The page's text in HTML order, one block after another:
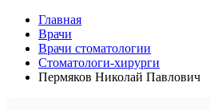
Главная
Врачи
Врачи стоматологии
Стоматологи-хирурги
Пермяков Николай Павлович